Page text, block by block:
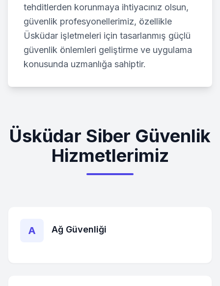
tehditlerden korunmaya ihtiyacınız olsun,
güvenlik profesyonellerimiz, özellikle
Üsküdar işletmeleri için tasarlanmış güçlü
güvenlik önlemleri geliştirme ve uygulama
konusunda uzmanlığa sahiptir.
Üsküdar Siber Güvenlik
Hizmetlerimiz
A Ağ Güvenliği